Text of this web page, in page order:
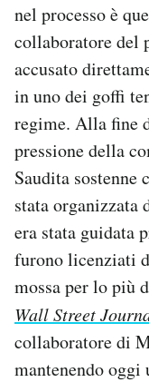
nel processo è
collaboratore del
accusato
in uno dei goffi
regime. Alla fine
pressione della
Saudita sostenne
stata organizzata
era stata guidata
furono licenziati
mossa per lo più
Wall Street
collaboratore di
mantenendo oggi